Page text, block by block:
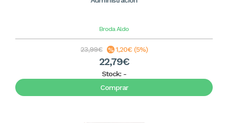
Broda Aldo
23,99€ 1,20€ (5%)
22,79€
Stock: -
Comprar